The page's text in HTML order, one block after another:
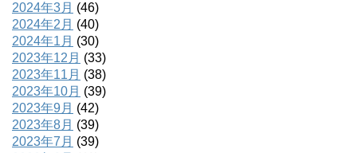
2024年3月 (46)
2024年2月 (40)
2024年1月 (30)
2023年12月 (33)
2023年11月 (38)
2023年10月 (39)
2023年9月 (42)
2023年8月 (39)
2023年7月 (39)